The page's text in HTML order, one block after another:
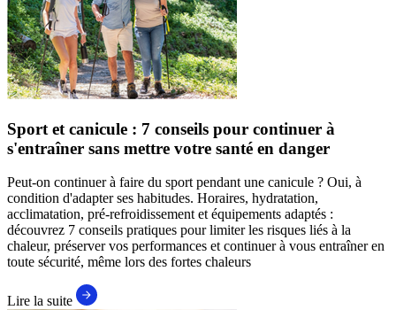
Sport et canicule : 7 conseils pour continuer à
s'entraîner sans mettre votre santé en danger
Peut-on continuer à faire du sport pendant une canicule ? Oui, à
condition d'adapter ses habitudes. Horaires, hydratation,
acclimatation, pré-refroidissement et équipements adaptés :
découvrez 7 conseils pratiques pour limiter les risques liés à la
chaleur, préserver vos performances et continuer à vous entraîner en
toute sécurité, même lors des fortes chaleurs
Lire la suite